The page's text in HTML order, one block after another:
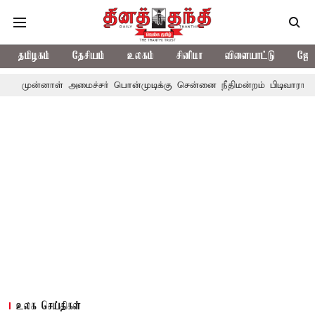
தமிழகம் தேசியம் உலகம் சினிமா விளையாட்டு
அமைச்சர் பொன்முடிக்கு சென்னை நீதிமன்றம் பிடிவாராண்ட்
உலக செய்திகள்